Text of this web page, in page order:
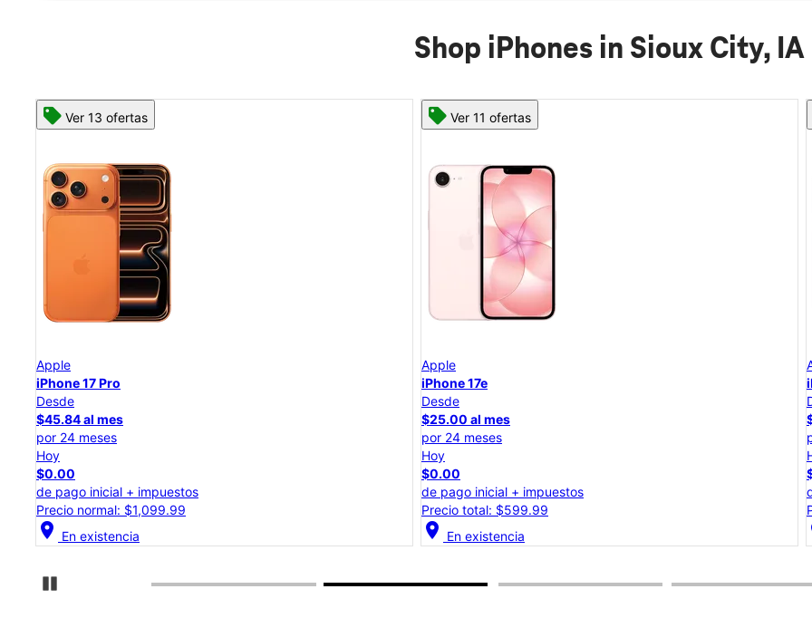
Shop iPhones in Sioux City, IA
Detener carrusel
Ver 13 ofertas
Apple
iPhone 17 Pro
Desde
$45.84 al mes
por 24 meses
Hoy
$0.00
de pago inicial + impuestos
Precio normal: $1,099.99
location_on En existencia
Ver 11 ofertas
Apple
iPhone 17e
Desde
$25.00 al mes
por 24 meses
Hoy
$0.00
de pago inicial + impuestos
Precio total: $599.99
location_on En existencia